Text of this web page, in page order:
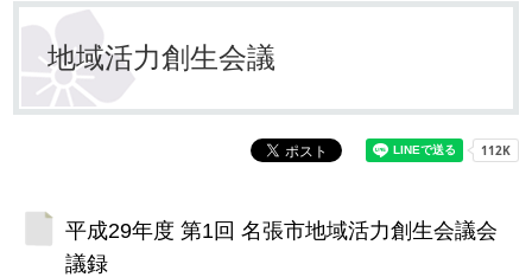
地域活力創生会議
平成29年度 第1回 名張市地域活力創生会議会
議録